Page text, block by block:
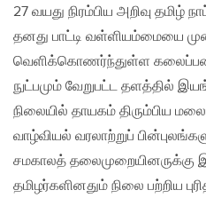
27 வயது நிரம்பிய அறிவு தமிழ்
தனது பாட்டி வள்ளியம்மையை
வெளிக்கொணர்ந்துள்ள
நுட்பமும் வேறுபட்ட தளத்தில்
நிலையில் தாயகம் திரும்பிய
வாழ்வியல் வரலாற்றுப்
சமகாலத் தலைமுறையினருக்கு
தமிழர்களினதும் நிலை பற்றிய